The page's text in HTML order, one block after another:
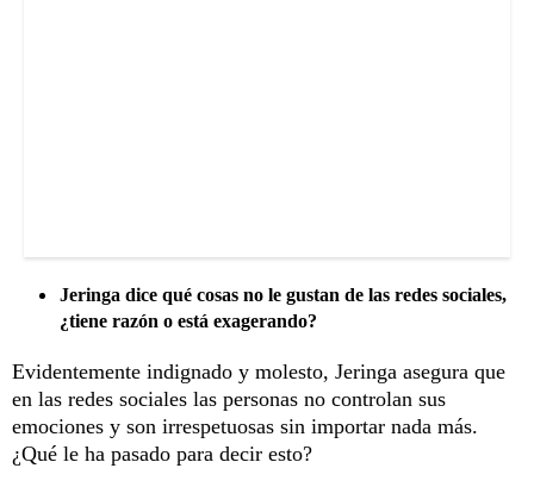
Jeringa dice qué cosas no le gustan de las redes sociales,
¿tiene razón o está exagerando?
Evidentemente indignado y molesto, Jeringa asegura que
en las redes sociales las personas no controlan sus
emociones y son irrespetuosas sin importar nada más.
¿Qué le ha pasado para decir esto?